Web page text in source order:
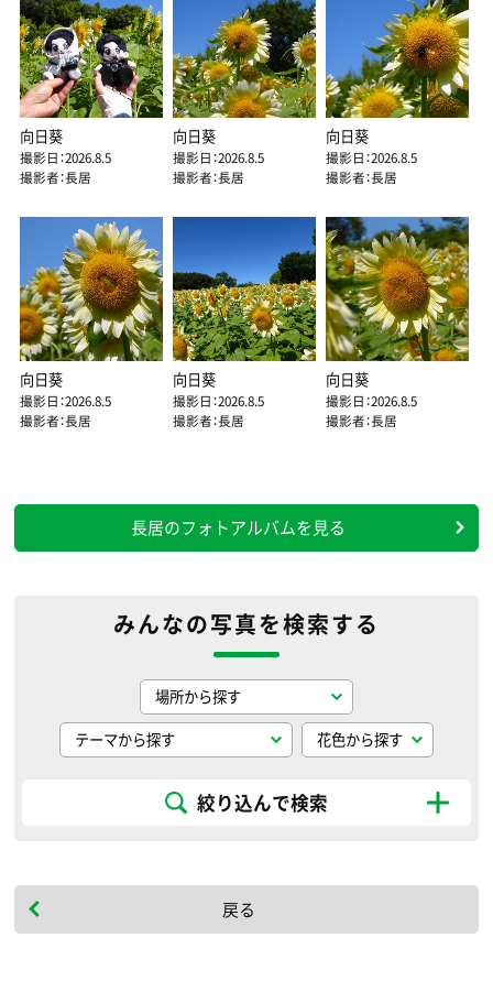
向日葵
撮影日：2026.8.5
撮影者：長居
向日葵
撮影日：2026.8.5
撮影者：長居
向日葵
撮影日：2026.8.5
撮影者：長居
向日葵
撮影日：2026.8.5
撮影者：長居
向日葵
撮影日：2026.8.5
撮影者：長居
向日葵
撮影日：2026.8.5
撮影者：長居
長居のフォトアルバムを見る
みんなの写真を検索する
絞り込んで検索
戻る